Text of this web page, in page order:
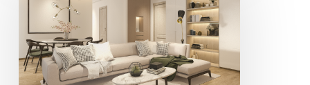
iluminação
sala
de